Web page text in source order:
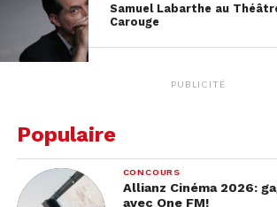
Samuel Labarthe au
Carouge
PUBLICITÉ
Populaire
CONCOURS
Allianz Cinéma 2026:
avec One FM!